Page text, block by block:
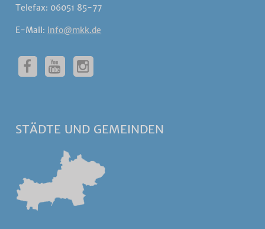
Telefax: 06051 85-77
E-Mail: info@mkk.de
STÄDTE UND GEMEINDEN